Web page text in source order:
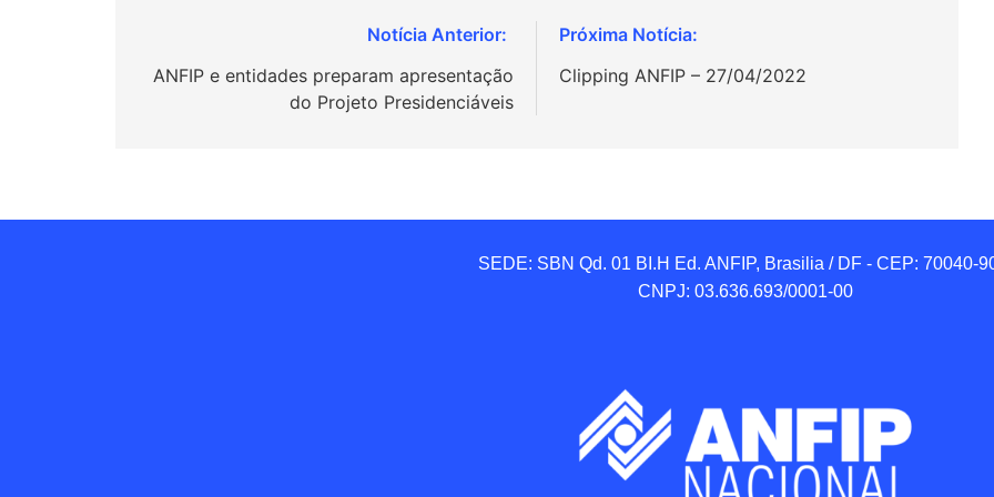
de
ANFIP e entidades preparam apresentação
do Projeto Presidenciáveis
Clipping ANFIP – 27/04/2022
SEDE: SBN Qd. 01 BI.H Ed. ANFIP, Brasilia / DF - CEP: 70040-
CNPJ: 03.636.693/0001-00